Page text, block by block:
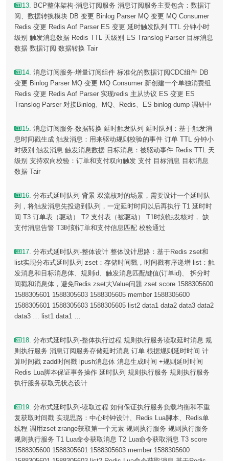
13. BCP整体架构-消息订阅服务 消息订阅服务主要包含：数据订
阅、数据转换模块 DB 变更 Binlog Parser MQ 变更 MQ Consumer
Redis 变更 Redis Aof Parser ES 变更 延时触发队列 TTL 分钟小时
级别 触发消息数据 Redis TTL 天级别 ES Translog Parser 目标消息
数据 数据订阅 数据转换 Tair
14. 消息订阅服务-增量订阅组件 标准化的数据订阅CDC组件 DB
变更 Binlog Parser MQ 变更 MQ Consumer 新创建一个单独消费组
Redis 变更 Redis Aof Parser 实现redis 主从协议 ES 变更 ES
Translog Parser 对接Binlog、MQ、Redis、ES binlog dump 调研中
15. 消息订阅服务-数据转换 延时触发队列 延时队列：基于触发消
息时间戳生成 触发消息：用来驱动规则校验的事件 订单 TTL 分钟小
时级别 触发消息 触发消息数据 目标消息：被驱动事件 Redis TTL 天
级别 支持双向校验：订单和支付双向触发 支付 目标消息 目标消息
数据 Tair
16. 分布式延时队列-背景 双流核对的场景，需要设计一个延时队
列，将触发消息先投递到队列，一定延时时间以后再执行 T1 延时时
间 T3 订单表（驱动） T2 支付表（被驱动） T1时刻触发核对， 缺
支付消息告警 T3时刻订单和支付信息匹配 校验通过
17. 分布式延时队列-整体设计 整体设计思路：基于Redis zset和
list实现分布式延时队列 zset：存储时间戳，时间戳有序递增 list：触
发消息和目标消息体、规则id、触发消息匹配键值(订单id)、 拆分时
间戳和消息体，避免Redis zset大Value问题 zset score 1588305600
1588305601 1588305603 1588305605 member 1588305600
1588305601 1588305603 1588305605 list2 data1 data2 data3 data2
data3 … list1 data1 …
18. 分布式延时队列-整体执行过程 规则执行服务读取延时消息 规
则执行服务 消息订阅服务存储延时消息 订单 根据规则延时时间 计
算时间戳 zadd时间戳 lpush消息体 消息生成时间 +规则延时时间
Redis Lua脚本保证事务操作 延时队列 规则执行服务 规则执行服务
执行服务获取无状态设计
19. 分布式延时队列-读取过程 如何保证执行服务负载均衡和不重
复获取时间戳 实现思路：中心时钟设计、Redis Lua脚本、Redis单
线程 调用zset zrange获取第一个元素 规则执行服务 规则执行服务
规则执行服务 T1 Lua命令获取消息 T2 Lua命令获取消息 T3 score
1588305600 1588305601 1588305603 member 1588305600